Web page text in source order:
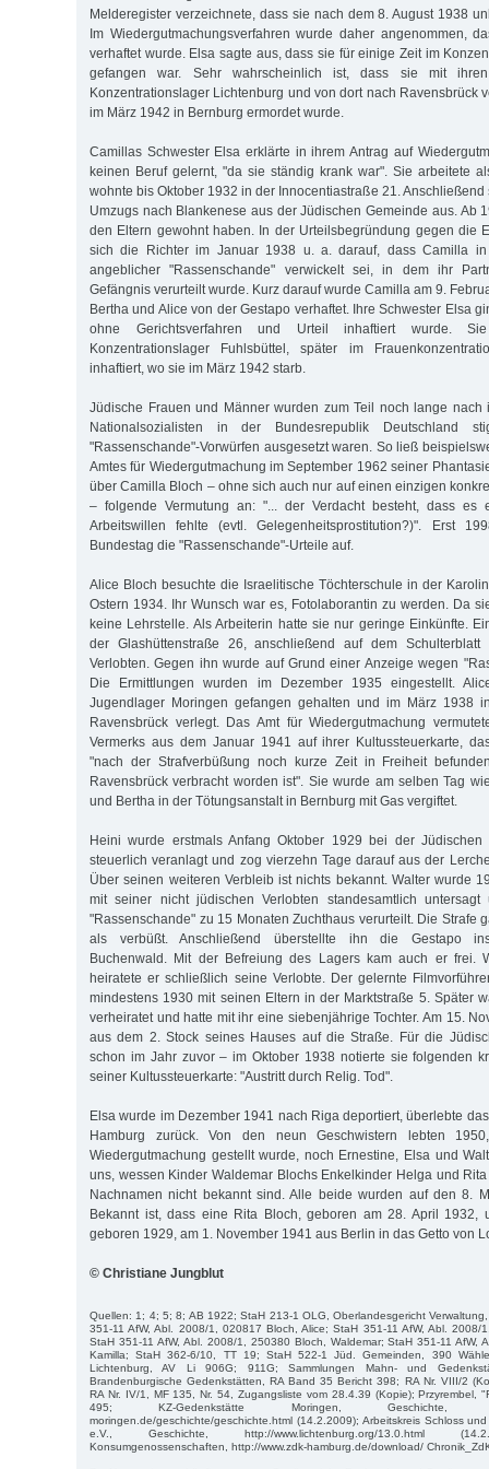
Melderegister verzeichnete, dass sie nach dem 8. August 1938
Im Wiedergutmachungsverfahren wurde daher angenommen,
verhaftet wurde. Elsa sagte aus, dass sie für einige Zeit im
gefangen war. Sehr wahrscheinlich ist, dass sie mit
Konzentrationslager Lichtenburg und von dort nach Ravensbrück
im März 1942 in Bernburg ermordet wurde.
Camillas Schwester Elsa erklärte in ihrem Antrag auf
keinen Beruf gelernt, "da sie ständig krank war". Sie arbeitete
wohnte bis Oktober 1932 in der Innocentiastraße 21.
Umzugs nach Blankenese aus der Jüdischen Gemeinde aus. Ab
den Eltern gewohnt haben. In der Urteilsbegründung gegen die
sich die Richter im Januar 1938 u. a. darauf, dass Camilla
angeblicher "Rassenschande" verwickelt sei, in dem ihr
Gefängnis verurteilt wurde. Kurz darauf wurde Camilla am 9.
Bertha und Alice von der Gestapo verhaftet. Ihre Schwester Elsa
ohne Gerichtsverfahren und Urteil inhaftiert wurde.
Konzentrationslager Fuhlsbüttel, später im
inhaftiert, wo sie im März 1942 starb.
Jüdische Frauen und Männer wurden zum Teil noch lange nach
Nationalsozialisten in der Bundesrepublik Deutschland
"Rassenschande"-Vorwürfen ausgesetzt waren. So ließ
Amtes für Wiedergutmachung im September 1962 seiner
über Camilla Bloch – ohne sich auch nur auf einen einzigen
– folgende Vermutung an: "... der Verdacht besteht, dass es
Arbeitswillen fehlte (evtl. Gelegenheitsprostitution?)". Erst
Bundestag die "Rassenschande"-Urteile auf.
Alice Bloch besuchte die Israelitische Töchterschule in der
Ostern 1934. Ihr Wunsch war es, Fotolaborantin zu werden. Da
keine Lehrstelle. Als Arbeiterin hatte sie nur geringe Einkünfte.
der Glashüttenstraße 26, anschließend auf dem
Verlobten. Gegen ihn wurde auf Grund einer Anzeige wegen
Die Ermittlungen wurden im Dezember 1935 eingestellt.
Jugendlager Moringen gefangen gehalten und im März 1938
Ravensbrück verlegt. Das Amt für Wiedergutmachung
Vermerks aus dem Januar 1941 auf ihrer Kultussteuerkarte,
"nach der Strafverbüßung noch kurze Zeit in Freiheit
Ravensbrück verbracht worden ist". Sie wurde am selben Tag
und Bertha in der Tötungsanstalt in Bernburg mit Gas vergiftet.
Heini wurde erstmals Anfang Oktober 1929 bei der Jüdischen
steuerlich veranlagt und zog vierzehn Tage darauf aus der
Über seinen weiteren Verbleib ist nichts bekannt. Walter wurde
mit seiner nicht jüdischen Verlobten standesamtlich
"Rassenschande" zu 15 Monaten Zuchthaus verurteilt. Die Strafe
als verbüßt. Anschließend überstellte ihn die Gestapo ins
Buchenwald. Mit der Befreiung des Lagers kam auch er frei.
heiratete er schließlich seine Verlobte. Der gelernte
mindestens 1930 mit seinen Eltern in der Marktstraße 5. Später
verheiratet und hatte mit ihr eine siebenjährige Tochter. Am 15.
aus dem 2. Stock seines Hauses auf die Straße. Für die
schon im Jahr zuvor – im Oktober 1938 notierte sie folgenden
seiner Kultussteuerkarte: "Austritt durch Relig. Tod".
Elsa wurde im Dezember 1941 nach Riga deportiert, überlebte
Hamburg zurück. Von den neun Geschwistern lebten
Wiedergutmachung gestellt wurde, noch Ernestine, Elsa und
uns, wessen Kinder Waldemar Blochs Enkelkinder Helga und
Nachnamen nicht bekannt sind. Alle beide wurden auf den 8.
Bekannt ist, dass eine Rita Bloch, geboren am 28. April 1932,
geboren 1929, am 1. November 1941 aus Berlin in das Getto von
© Christiane Jungblut
Quellen: 1; 4; 5; 8; AB 1922; StaH 213-1 OLG, Oberlandesgericht
351-11 AfW, Abl. 2008/1, 020817 Bloch, Alice; StaH 351-11 AfW, Abl. 2008/
StaH 351-11 AfW, Abl. 2008/1, 250380 Bloch, Waldemar; StaH 351-11 AfW,
Kamilla; StaH 362-6/10, TT 19; StaH 522-1 Jüd. Gemeinden, 390
Lichtenburg, AV Li 906G; 911G; Sammlungen Mahn- und
Brandenburgische Gedenkstätten, RA Band 35 Bericht 398; RA Nr. VIII/2
RA Nr. IV/1, MF 135, Nr. 54, Zugangsliste vom 28.4.39 (Kopie); Przyrembel,
495; KZ-Gedenkstätte Moringen, Geschichte, http://
moringen.de/geschichte/geschichte.html (14.2.2009); Arbeitskreis Schloss
e.V., Geschichte, http://www.lichtenburg.org/13.0.html
Konsumgenossenschaften, http://www.zdk-hamburg.de/download/